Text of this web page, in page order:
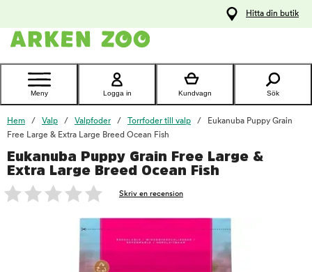
Kontakta
Hitta din butik
Meny Logga in Kundvagn Sök
Hem Valp Valpfoder Torrfoder till valp
Eukanuba Puppy Grain
Free Large & Extra Large Breed Ocean Fish
Eukanuba Puppy Grain Free Large &
Extra Large Breed Ocean Fish
Skriv en recension
foo